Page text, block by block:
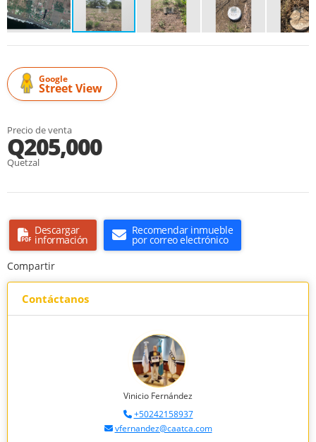
Google
Street View
Precio de venta
Q205,000
Quetzal
Descargar
información
Recomendar inmueble
por correo electrónico
Compartir
Contáctanos
Vinicio Fernández
+50242158937
vfernandez@caatca.com